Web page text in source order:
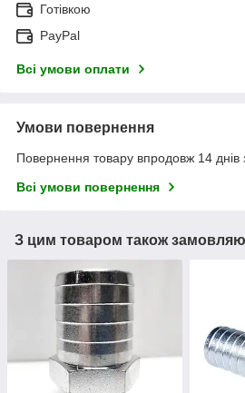
Готівкою
PayPal
Всі умови оплати
Умови повернення
Повернення товару впродовж 14 днів
Всі умови повернення
З цим товаром також